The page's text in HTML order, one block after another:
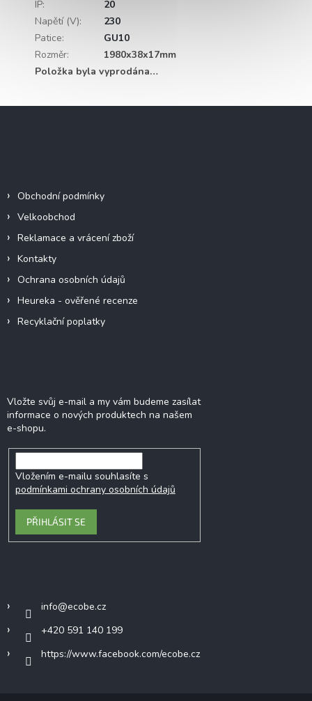
IP:
20
Napětí (V):
230
Patice:
GU10
Rozměr:
1980x38x17mm
Položka byla vyprodána…
Obchodní podmínky
Velkoobchod
Reklamace a vrácení zboží
Kontakty
Ochrana osobních údajů
Heureka - ověřené recenze
Recyklační poplatky
Vložte svůj e-mail a my vám budeme zasílat
informace o nových produktech na našem
e-shopu.
Vložením e-mailu souhlasíte s
podmínkami ochrany osobních údajů
PŘIHLÁSIT SE
info@ecobe.cz
+420 591 140 199
https://www.facebook.com/ecobe.cz